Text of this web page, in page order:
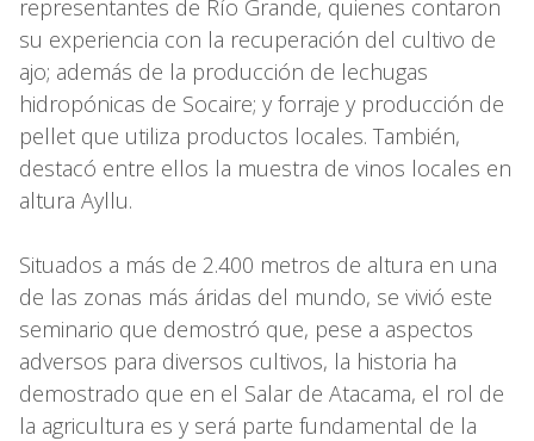
representantes de Río Grande, quienes contaron
su experiencia con la recuperación del cultivo de
ajo; además de la producción de lechugas
hidropónicas de Socaire; y forraje y producción de
pellet que utiliza productos locales. También,
destacó entre ellos la muestra de vinos locales en
altura Ayllu.
Situados a más de 2.400 metros de altura en una
de las zonas más áridas del mundo, se vivió este
seminario que demostró que, pese a aspectos
adversos para diversos cultivos, la historia ha
demostrado que en el Salar de Atacama, el rol de
la agricultura es y será parte fundamental de la